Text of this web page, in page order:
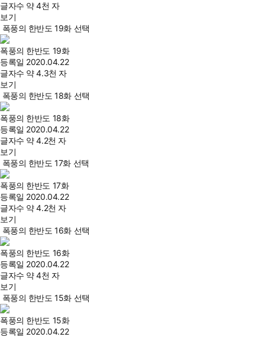
글자수 약 4천 자
보기
폭풍의 한반도 19화 선택
폭풍의 한반도 19화
등록일 2020.04.22
글자수 약 4.3천 자
보기
폭풍의 한반도 18화 선택
폭풍의 한반도 18화
등록일 2020.04.22
글자수 약 4.2천 자
보기
폭풍의 한반도 17화 선택
폭풍의 한반도 17화
등록일 2020.04.22
글자수 약 4.2천 자
보기
폭풍의 한반도 16화 선택
폭풍의 한반도 16화
등록일 2020.04.22
글자수 약 4천 자
보기
폭풍의 한반도 15화 선택
폭풍의 한반도 15화
등록일 2020.04.22